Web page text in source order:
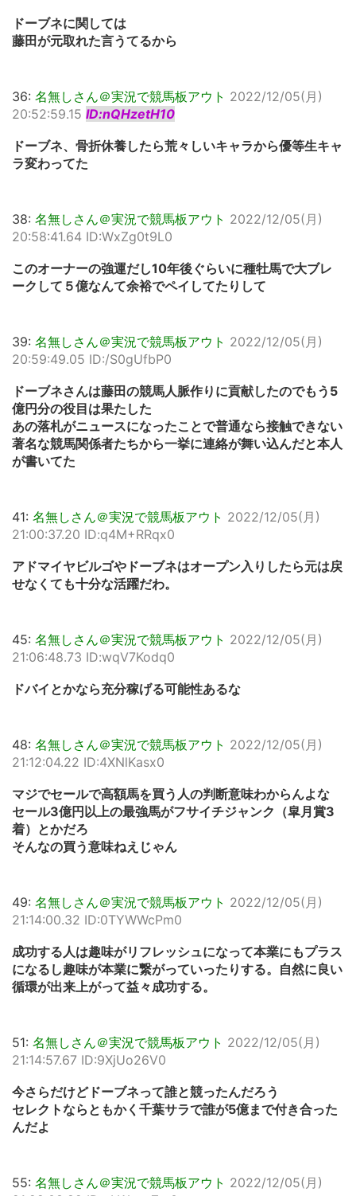
ドーブネに関しては
藤田が元取れた言うてるから
36: 名無しさん＠実況で競馬板アウト 2022/12/05(月)
20:52:59.15 ID:nQHzetH10
ドーブネ、骨折休養したら荒々しいキャラから優等生キャ
ラ変わってた
38: 名無しさん＠実況で競馬板アウト 2022/12/05(月)
20:58:41.64 ID:WxZg0t9L0
このオーナーの強運だし10年後ぐらいに種牡馬で大ブレ
ークして５億なんて余裕でペイしてたりして
39: 名無しさん＠実況で競馬板アウト 2022/12/05(月)
20:59:49.05 ID:/S0gUfbP0
ドーブネさんは藤田の競馬人脈作りに貢献したのでもう5
億円分の役目は果たした
あの落札がニュースになったことで普通なら接触できない
著名な競馬関係者たちから一挙に連絡が舞い込んだと本人
が書いてた
41: 名無しさん＠実況で競馬板アウト 2022/12/05(月)
21:00:37.20 ID:q4M+RRqx0
アドマイヤビルゴやドーブネはオープン入りしたら元は戻
せなくても十分な活躍だわ。
45: 名無しさん＠実況で競馬板アウト 2022/12/05(月)
21:06:48.73 ID:wqV7Kodq0
ドバイとかなら充分稼げる可能性あるな
48: 名無しさん＠実況で競馬板アウト 2022/12/05(月)
21:12:04.22 ID:4XNlKasx0
マジでセールで高額馬を買う人の判断意味わからんよな
セール3億円以上の最強馬がフサイチジャンク（皐月賞3
着）とかだろ
そんなの買う意味ねえじゃん
49: 名無しさん＠実況で競馬板アウト 2022/12/05(月)
21:14:00.32 ID:0TYWWcPm0
成功する人は趣味がリフレッシュになって本業にもプラス
になるし趣味が本業に繋がっていったりする。自然に良い
循環が出来上がって益々成功する。
51: 名無しさん＠実況で競馬板アウト 2022/12/05(月)
21:14:57.67 ID:9XjUo26V0
今さらだけどドーブネって誰と競ったんだろう
セレクトならともかく千葉サラで誰が5億まで付き合った
んだよ
55: 名無しさん＠実況で競馬板アウト 2022/12/05(月)